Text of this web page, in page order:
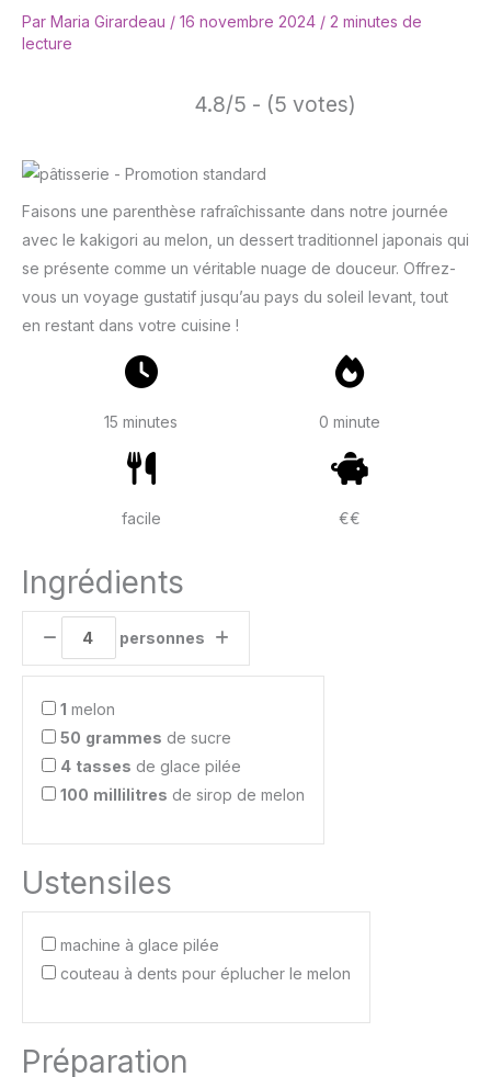
Par Maria Girardeau / 16 novembre 2024 / 2 minutes de
lecture
4.8/5 - (5 votes)
Faisons une parenthèse rafraîchissante dans notre journée
avec le kakigori au melon, un dessert traditionnel japonais qui
se présente comme un véritable nuage de douceur. Offrez-
vous un voyage gustatif jusqu’au pays du soleil levant, tout
en restant dans votre cuisine !
15 minutes 0 minute
facile €€
Ingrédients
personnes
1 melon
50 grammes de sucre
4 tasses de glace pilée
100 millilitres de sirop de melon
Ustensiles
machine à glace pilée
couteau à dents pour éplucher le melon
Préparation